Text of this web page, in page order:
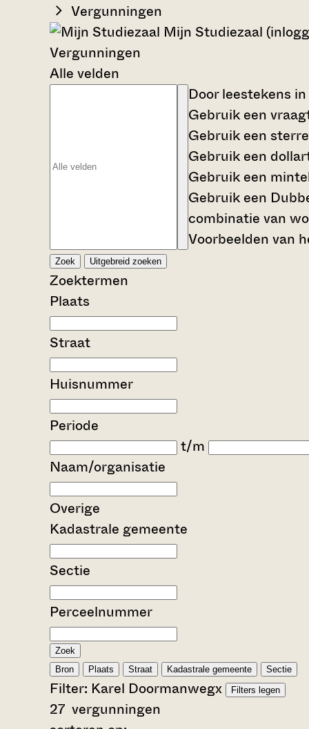
Vergunningen
Mijn Studiezaal
Vergunningen
Alle velden
Door leestekens
Gebruik een
Gebruik een
Gebruik een
Gebruik een
Gebruik een
combinatie van
Voorbeelden van
Zoek Uitgebreid zoeken
Zoektermen
Plaats
Straat
Huisnummer
Periode
t/m
Naam/organisatie
Overige
Kadastrale gemeente
Sectie
Perceelnummer
Zoek
Bron
Plaats Straat Kadastrale gemeente Sectie
Filter: Karel Doormanwegx Filters legen
27 vergunningen